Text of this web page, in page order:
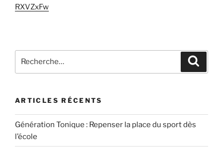
RXVZxFw
pour
ARTICLES RÉCENTS
Génération Tonique : Repenser la place du sport dès
l’école